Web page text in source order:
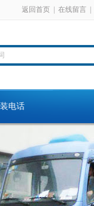
返回首页 在线留言
电话